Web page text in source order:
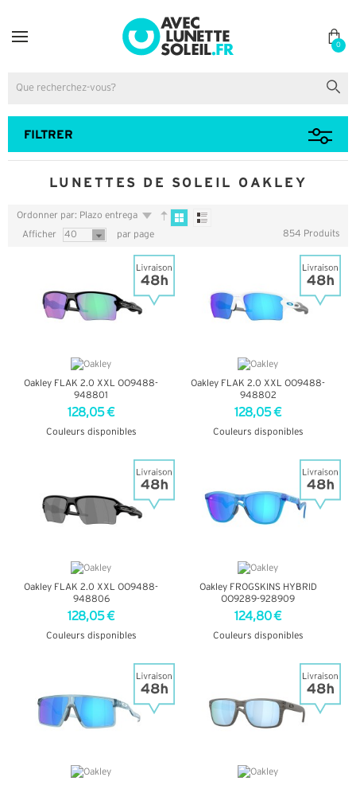
0
FILTRER
LUNETTES DE SOLEIL OAKLEY
Ordonner par: Plazo entrega
Afficher 40 par page 854 Produits
Oakley FLAK 2.0 XXL OO9488-
948801
128,05 €
Couleurs disponibles
Oakley FLAK 2.0 XXL OO9488-
948802
128,05 €
Couleurs disponibles
Oakley FLAK 2.0 XXL OO9488-
948806
128,05 €
Couleurs disponibles
Oakley FROGSKINS HYBRID
OO9289-928909
124,80 €
Couleurs disponibles